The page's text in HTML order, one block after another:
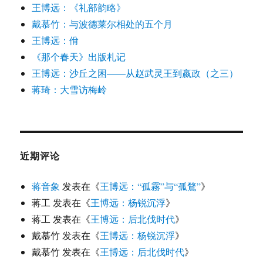
王博远：《礼部韵略》
戴慕竹：与波德莱尔相处的五个月
王博远：佾
《那个春天》出版札记
王博远：沙丘之困——从赵武灵王到嬴政（之三）
蒋琦：大雪访梅岭
近期评论
蒋音象 发表在《王博远：“孤霧”与“孤鶩”》
蒋工 发表在《王博远：杨锐沉浮》
蒋工 发表在《王博远：后北伐时代》
戴慕竹 发表在《王博远：杨锐沉浮》
戴慕竹 发表在《王博远：后北伐时代》